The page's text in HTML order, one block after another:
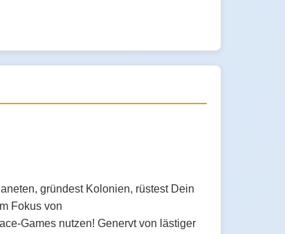
gründest Kolonien, rüstest Dein
Fokus von
Games nutzen! Genervt von lästiger